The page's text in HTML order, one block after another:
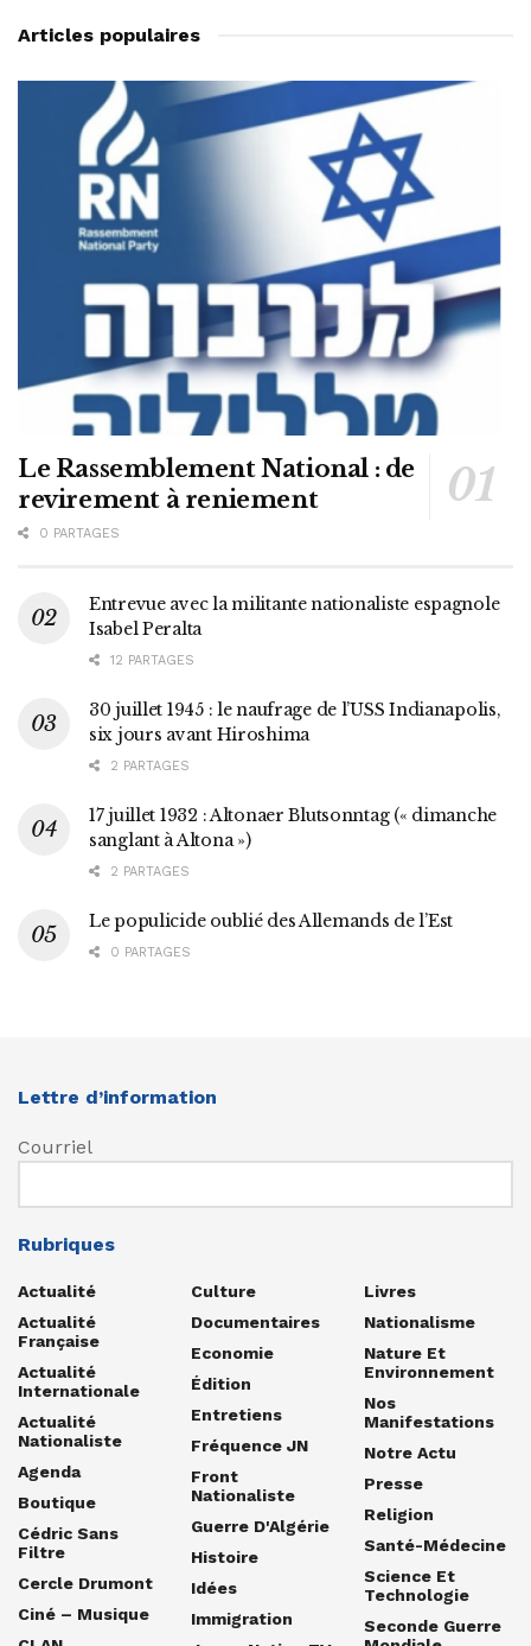
Articles populaires
Le Rassemblement National : de
revirement à reniement
0 PARTAGES
Entrevue avec la militante nationaliste espagnole
Isabel Peralta
12 PARTAGES
30 juillet 1945 : le naufrage de l’USS Indianapolis,
six jours avant Hiroshima
2 PARTAGES
17 juillet 1932 : Altonaer Blutsonntag (« dimanche
sanglant à Altona »)
2 PARTAGES
Le populicide oublié des Allemands de l’Est
0 PARTAGES
Lettre d’information
Courriel
Rubriques
Actualité
Actualité
Française
Actualité
Internationale
Actualité
Nationaliste
Agenda
Boutique
Cédric Sans
Filtre
Cercle Drumont
Ciné – Musique
Culture
Documentaires
Economie
Édition
Entretiens
Fréquence JN
Front
Nationaliste
Guerre D'Algérie
Histoire
Idées
Immigration
Livres
Nationalisme
Nature Et
Environnement
Nos
Manifestations
Notre Actu
Presse
Religion
Santé-Médecine
Science Et
Technologie
Seconde Guerre